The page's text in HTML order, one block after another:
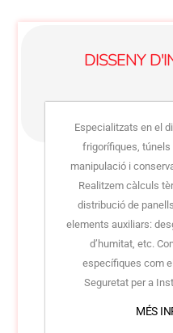
DISSENY
Especialitzats en el
frigorífiques, túnels
manipulació i
Realitzem càlculs
distribució de
elements auxiliars:
d’humitat, etc.
específiques com
Seguretat per a
MÉS